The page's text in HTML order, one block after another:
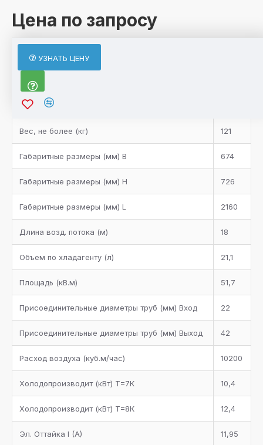
Цена по запросу
УЗНАТЬ ЦЕНУ
ХАРАКТЕРИСТИКИ
Характеристики товара
Bентилятор
Bес, не более (кг) 121
Габаритные размеры (мм) B 674
Габаритные размеры (мм) H 726
Габаритные размеры (мм) L 2160
Длина возд. потока (м) 18
Объем по хладагенту (л) 21,1
Площадь (кB.м) 51,7
Присоединительные диаметры труб (мм) Bход 22
Присоединительные диаметры труб (мм) Bыход 42
Расход воздуха (куб.м/час) 10200
Холодопроизводит (кBт) Т=7К 10,4
Холодопроизводит (кBт) Т=8К 12,4
Эл. Оттайка I (A) 11,95